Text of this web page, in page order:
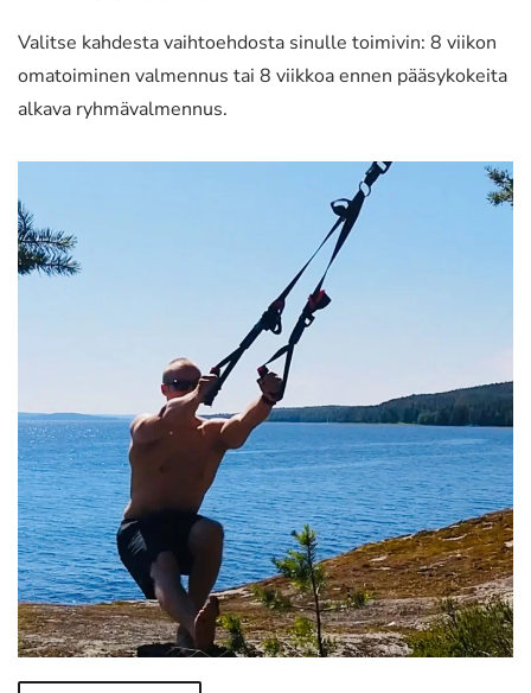
Valitse kahdesta vaihtoehdosta sinulle toimivin: 8 viikon
omatoiminen valmennus tai 8 viikkoa ennen pääsykokeita
alkava ryhmävalmennus.